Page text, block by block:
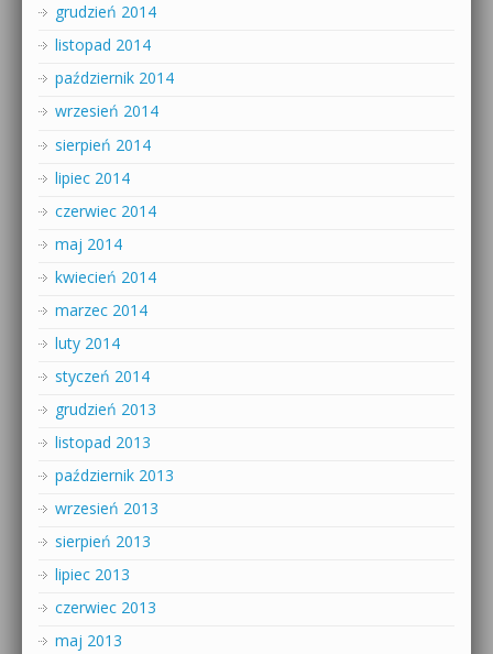
grudzień 2014
listopad 2014
październik 2014
wrzesień 2014
sierpień 2014
lipiec 2014
czerwiec 2014
maj 2014
kwiecień 2014
marzec 2014
luty 2014
styczeń 2014
grudzień 2013
listopad 2013
październik 2013
wrzesień 2013
sierpień 2013
lipiec 2013
czerwiec 2013
maj 2013